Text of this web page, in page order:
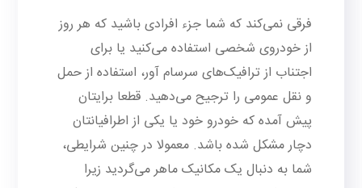
فرقی نمی‌کند که شما جزء افرادی باشید که هر روز
از خودروی شخصی استفاده می‌کنید یا برای
اجتناب از ترافیک‌های سرسام آور، استفاده از حمل
و نقل عمومی را ترجیح می‌دهید. قطعا برایتان
پیش آمده که خودرو خود یا یکی از اطرافیانتان
دچار مشکل شده باشد. معمولا در چنین شرایطی،
شما به دنبال یک مکانیک ماهر می‌گردید زیرا